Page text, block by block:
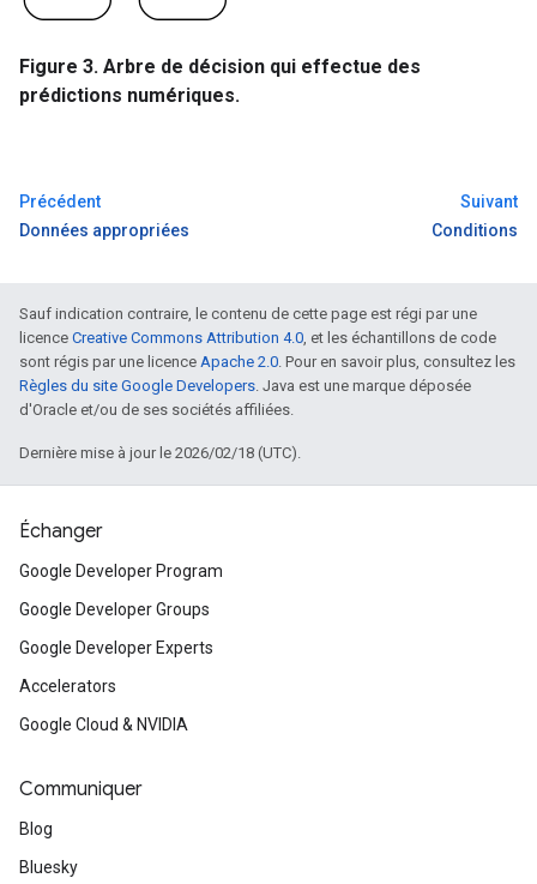
Figure 3. Arbre de décision qui effectue des
prédictions numériques.
Précédent
Données appropriées
Suivant
Conditions
Sauf indication contraire, le contenu de cette page est régi par une
licence Creative Commons Attribution 4.0 , et les échantillons de code
sont régis par une licence Apache 2.0 . Pour en savoir plus, consultez les
Règles du site Google Developers . Java est une marque déposée
d'Oracle et/ou de ses sociétés affiliées.
Dernière mise à jour le 2026/02/18 (UTC).
Échanger
Google Developer Program
Google Developer Groups
Google Developer Experts
Accelerators
Google Cloud & NVIDIA
Communiquer
Blog
Bluesky